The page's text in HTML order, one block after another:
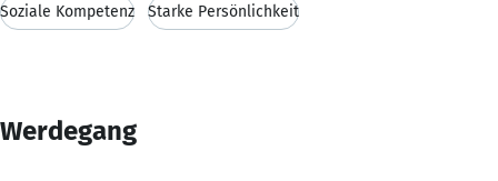
Soziale Kompetenz Starke Persönlichkeit
Werdegang